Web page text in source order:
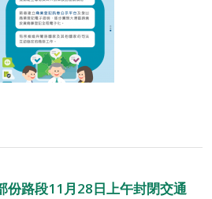
份路段11月28日上午封閉交通